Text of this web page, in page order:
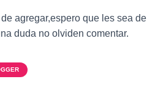
agregar,espero que les sea de
duda no olviden comentar.